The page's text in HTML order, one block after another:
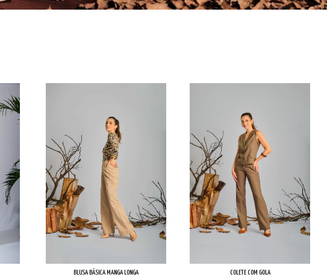
BLUSA BÁSICA MANGA LONGA COLETE COM GOLA